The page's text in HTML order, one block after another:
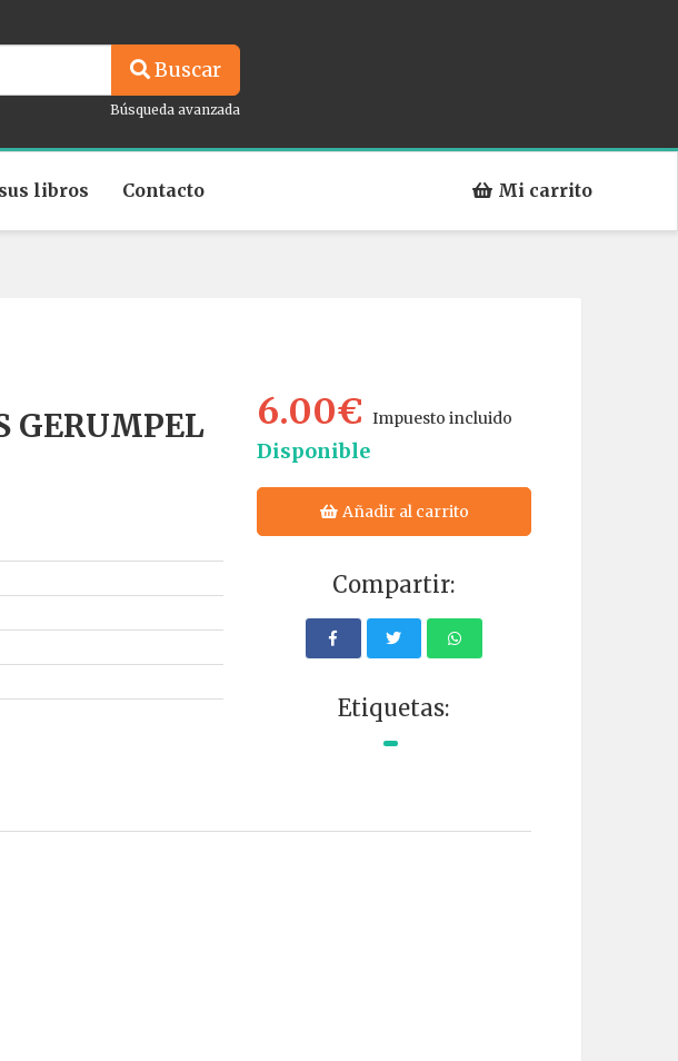
Buscar
Búsqueda avanzada
libros Contacto Mi carrito
GERUMPEL
6.00€ Impuesto incluido
Disponible
Añadir al carrito
Compartir:
Etiquetas: